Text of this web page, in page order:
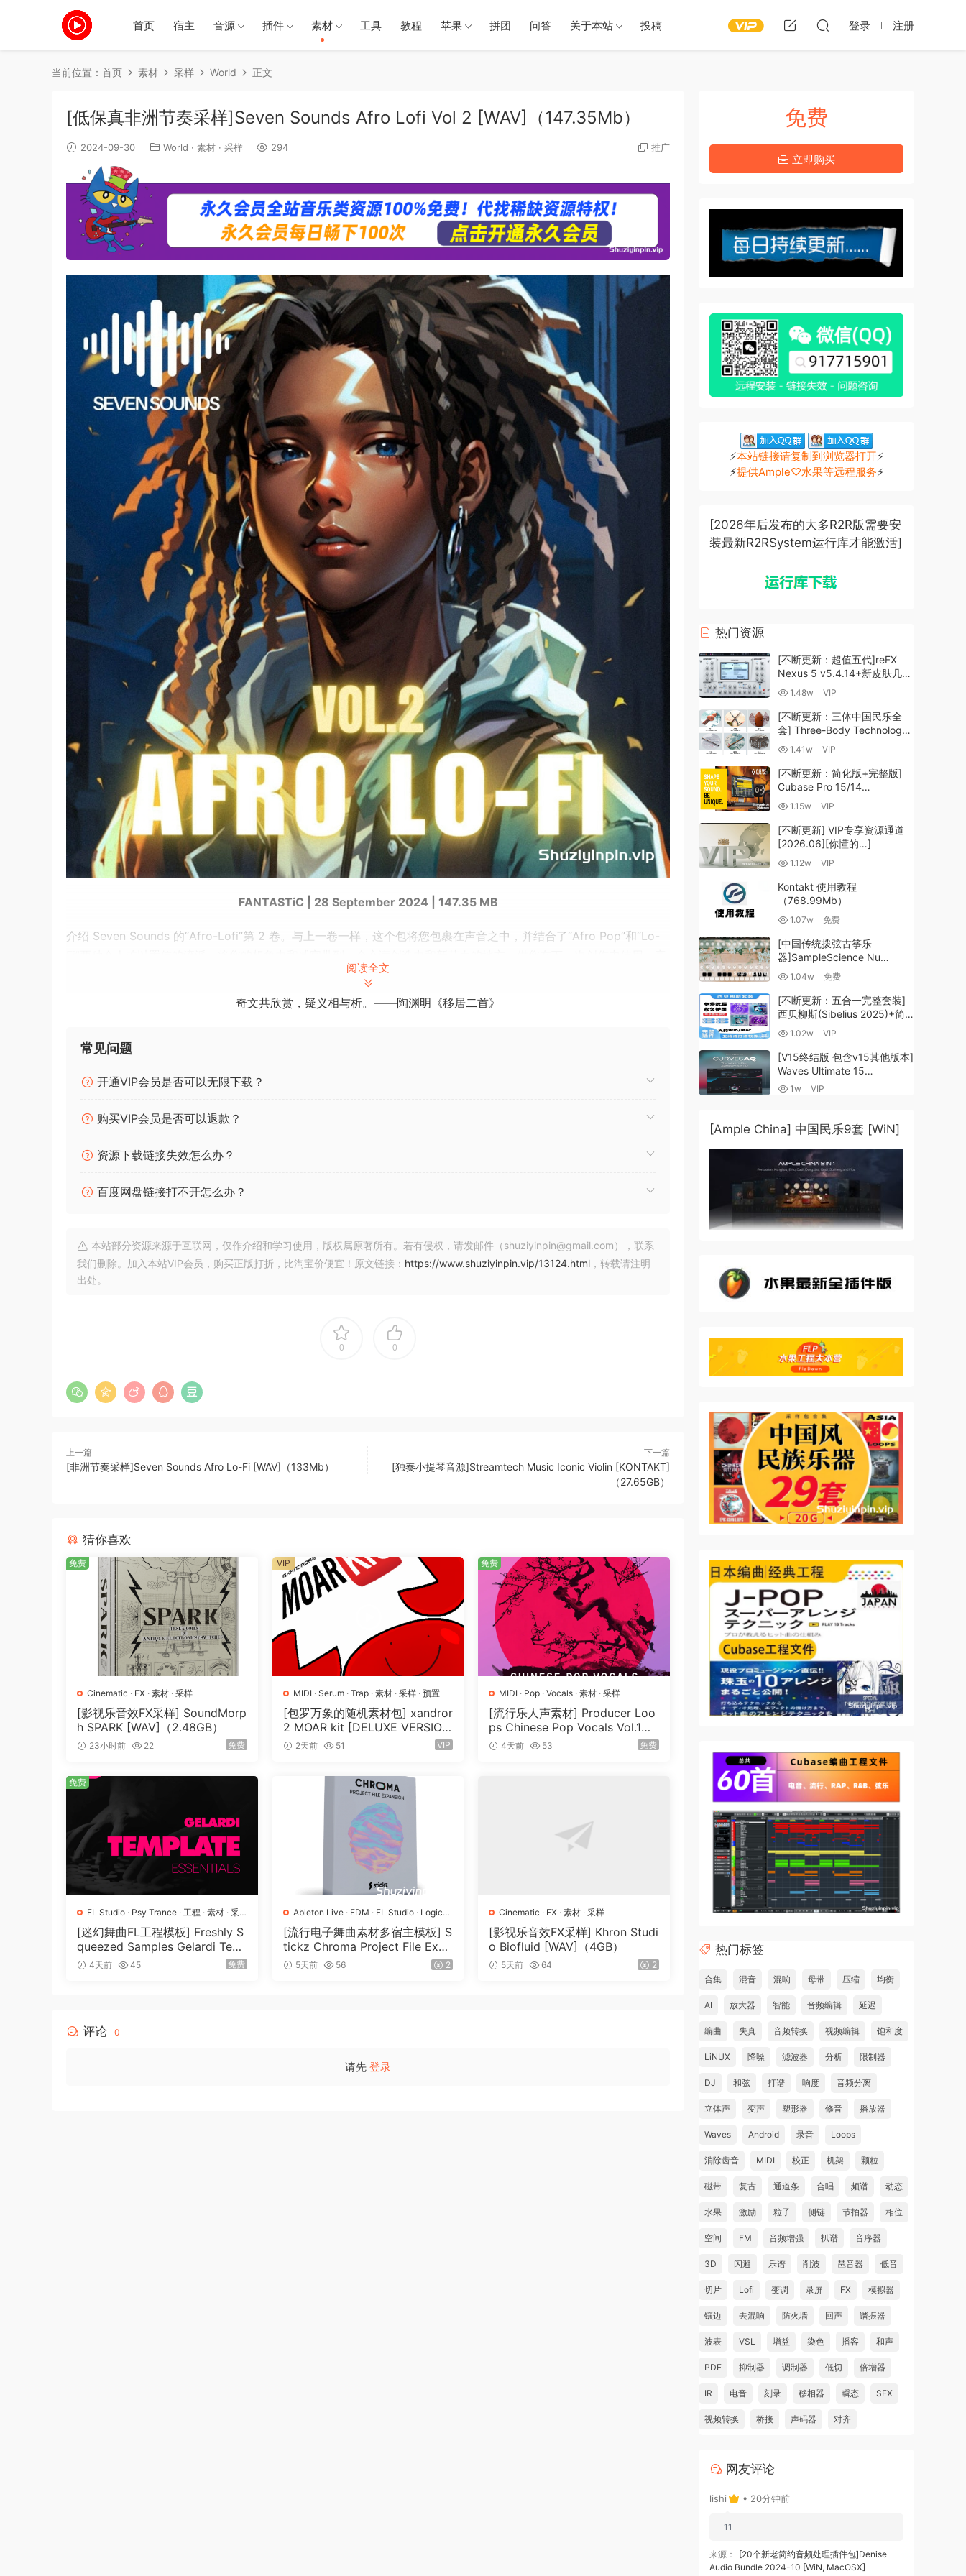
首页 宿主 音源 插件 素材 工具 教程 苹果 拼团 问答 关于本站 投稿 登录 注册
当前位置： 首页 素材 采样 World 正文
[低保真非洲节奏采样]Seven Sounds Afro Lofi Vol 2 [WAV]（147.35Mb）
2024-09-30 World · 素材 · 采样 294 推广
FANTASTiC | 28 September 2024 | 147.35 MB
介绍 Seven Sounds 的“Afro-Lofi”第 2 卷。与上一卷一样，这个包将您包裹在声音之中，并结合了“Afro Pop”和“Lo-
无疑问是您声音库中的“必备品”。此内容 100% 免版税。
或者，将 WAV 文件拖放到您选择的 DAW 中，立即开始制作热门歌曲。所有声音和样本均免版税，可用于商业制作甚
25 次射击
33 个乐器循环
调性和节奏标记
envelops you with audiolove.me its sounds and the combinatoin of two incredible qenres such ass “Afro Pop”
and “Lo-Fi”, takinq your imaqinatoin and your senses to a place full of creativity and new rhythms, for you to
use in your next creatoins, without a doubt a “must-have” in your sound library. This content is 100% royalty –
Alternatively, draq and drop the WAV files into your DAW of chioce to qet started on hits straiqht away. All
course).
8 Music Loops
WAV Files
Key & Tempo Labelled
FANTASTiC
🏠 HomePage
阅读全文
奇文共欣赏，疑义相与析。——陶渊明《移居二首》
常见问题
开通VIP会员是否可以无限下载？
购买VIP会员是否可以退款？
资源下载链接失效怎么办？
百度网盘链接打不开怎么办？
本站部分资源来源于互联网，仅作介绍和学习使用，版权属原著所有。若有侵权，请发邮件（shuziyinpin@gmail.com），联系
我们删除。加入本站VIP会员，购买正版打折，比淘宝价便宜！原文链接： https://www.shuziyinpin.vip/13124.html ，转载请注明
出处。
0 0
上一篇
[非洲节奏采样]Seven Sounds Afro Lo-Fi [WAV]（133Mb）
下一篇
[独奏小提琴音源]Streamtech Music Iconic Violin [KONTAKT]
（27.65GB）
猜你喜欢
Cinematic · FX · 素材 · 采样
[影视乐音效FX采样] SoundMorp
h SPARK [WAV]（2.48GB）
23小时前 22 免费
免费
MIDI · Serum· Trap· 素材· 采样· 预置
[包罗万象的随机素材包] xandror
2 MOAR kit [DELUXE VERSIO
N] [WAV, MiDi]（3.1GB）
2天前 51 VIP
VIP
MIDI · Pop ·Vocals ·素材 ·采样
[流行乐人声素材] Producer Loo
ps Chinese Pop Vocals Vol.1
[WAV, MiDi, REX]（3.21GB）
4天前 53 免费
免费
FL Studio · Psy Trance · 工程 · 素材 · 采
样
[迷幻舞曲FL工程模板] Freshly S
queezed Samples Gelardi Tem
plate Essentials Vol.1（54.7M
4天前 45 免费
免费
Ableton Live· EDM · FL Studio· Logic
Pro· Pop·工程 ·素材· 采样
[流行电子舞曲素材多宿主模板] S
tickz Chroma Project File Expa
nsion（2.53GB）
5天前 56 2
Cinematic · FX ·素材 ·采样
[影视乐音效FX采样] Khron Studi
o Biofluid [WAV]（4GB）
5天前 64 2
评论 0
请先 登录
免费
立即购买
⚡本站链接请复制到浏览器打开⚡
⚡提供Ample♡水果等远程服务⚡
[2026年后发布的大多R2R版需要安
装最新R2RSystem运行库才能激活]
热门资源
[不断更新：超值五代]reFX
Nexus 5 v5.4.14+新皮肤几十
套+原厂+全套扩展+教程
1.48w VIP
[不断更新：三体中国民乐全
套] Three-Body Technology-
R2R [WiN, MacOSX]
1.41w VIP
[不断更新：简化版+完整版]
Cubase Pro 15/14
VR/R2R/U2B+原厂音源+插件
MacOSX]（704.0MB+）
1.15w VIP
[不断更新] VIP专享资源通道
[2026.06][你懂的…]
1.12w VIP
Kontakt 使用教程
（768.99Mb）
1.07w 免费
[中国传统拨弦古筝乐
器]SampleScience Nu
Guzheng v2.0 x64 VST
VST3 AU DECENT SAMPLER
[WiN, MacOSX]（158MB)
1.04w 免费
[不断更新：五合一完整套装]
西贝柳斯(Sibelius 2025)+简
谱插件V8+图片识别+音频识别
MacOSX]（80.48GB+）
1.02w VIP
[V15终结版 包含v15其他版本]
Waves Ultimate 15
v25.05.27+一键安装版+安装
（4.1GB+10.2GB+9.6GB）
1w VIP
[Ample China] 中国民乐9套 [WiN]
热门标签
合集 混音 混响 母带 压缩 均衡
AI 放大器 智能 音频编辑 延迟
编曲 失真 音频转换 视频编辑 饱和度
LiNUX 降噪 滤波器 分析 限制器
DJ 和弦 打谱 响度 音频分离
立体声 变声 塑形器 修音 播放器
Waves Android 录音 Loops
消除齿音 MIDI 校正 机架 颗粒
磁带 复古 通道条 合唱 频谱 动态
水果 激励 粒子 侧链 节拍器 相位
空间 FM 音频增强 扒谱 音序器
3D 闪避 乐谱 削波 琶音器 低音
切片 Lofi 变调 录屏 FX 模拟器
镶边 去混响 防火墙 回声 谐振器
波表 VSL 增益 染色 播客 和声
PDF 抑制器 调制器 低切 倍增器
IR 电音 刻录 移相器 瞬态 SFX
视频转换 桥接 声码器 对齐
网友评论
lishi • 20分钟前
11
来源：
[20个新老简约音频处理插件包]Denise
Audio Bundle 2024-10 [WiN, MacOSX]